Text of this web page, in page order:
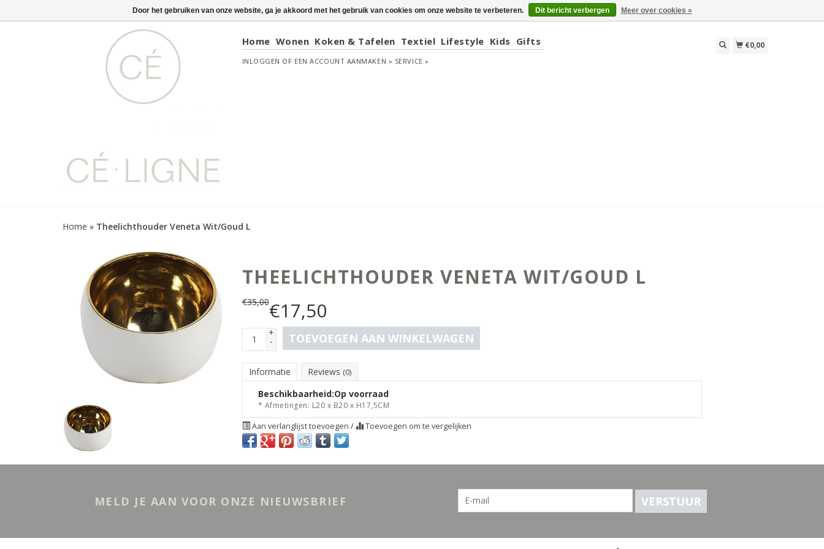
Home Wonen Koken & Tafelen Textiel Lifestyle Kids Gifts
INLOGGEN OF EEN ACCOUNT AANMAKEN » SERVICE »
€0,00
Home » Theelichthouder Veneta Wit/Goud L
THEELICHTHOUDER VENETA WIT/GOUD L
€35,00€17,50
+
- TOEVOEGEN AAN WINKELWAGEN
Informatie Reviews (0)
Beschikbaarheid:Op voorraad
* Afmetingen: L20 x B20 x H17,5CM
Aan verlanglijst toevoegen / Toevoegen om te vergelijken
MELD JE AAN VOOR ONZE NIEUWSBRIEF VERSTUUR
Door het gebruiken van onze website, ga je akkoord met het gebruik van cookies om onze website te verbeteren. Dit bericht verbergen Meer over cookies »